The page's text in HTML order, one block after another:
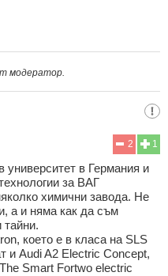
модератор.
1
2
университет в Германия и
за ВАГ
химични завода. Не
а и няма как да съм
тайни.
което е в класа на SLS
и Audi A2 Electric Concept,
Smart Fortwo electric